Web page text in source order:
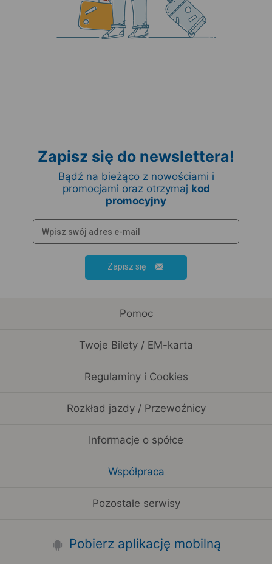
Zapisz się do newslettera!
Bądź na bieżąco z nowościami i
promocjami oraz otrzymaj kod
promocyjny
Zapisz się
Pomoc
Twoje Bilety / EM-karta
Regulaminy i Cookies
Rozkład jazdy / Przewoźnicy
Informacje o spółce
Współpraca
Pozostałe serwisy
Pobierz aplikację mobilną